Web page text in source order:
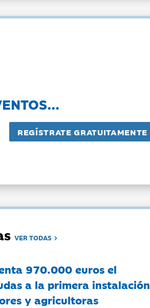
VER TODAS
970.000 euros el
a la primera instalación
y agricultoras